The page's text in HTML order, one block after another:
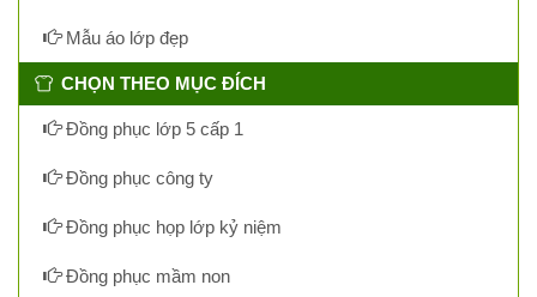
Mẫu áo lớp đẹp
CHỌN THEO MỤC ĐÍCH
Đồng phục lớp 5 cấp 1
Đồng phục công ty
Đồng phục họp lớp kỷ niệm
Đồng phục mầm non